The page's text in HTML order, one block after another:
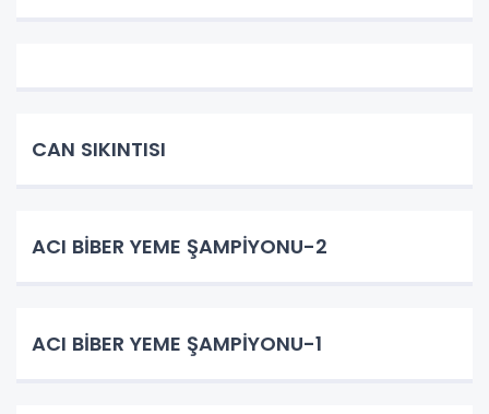
CAN SIKINTISI
ACI BİBER YEME ŞAMPİYONU-2
ACI BİBER YEME ŞAMPİYONU-1